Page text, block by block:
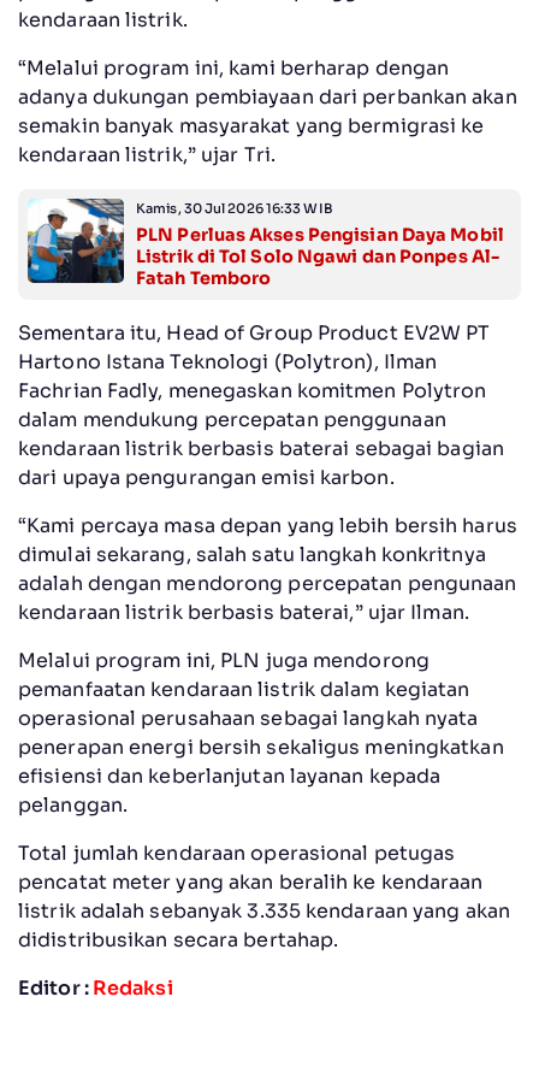
kendaraan listrik.
“Melalui program ini, kami berharap dengan
adanya dukungan pembiayaan dari perbankan akan
semakin banyak masyarakat yang bermigrasi ke
kendaraan listrik,” ujar Tri.
Kamis, 30 Jul 2026 16:33 WIB
PLN Perluas Akses Pengisian Daya Mobil
Listrik di Tol Solo Ngawi dan Ponpes Al-
Fatah Temboro
Sementara itu, Head of Group Product EV2W PT
Hartono Istana Teknologi (Polytron), Ilman
Fachrian Fadly, menegaskan komitmen Polytron
dalam mendukung percepatan penggunaan
kendaraan listrik berbasis baterai sebagai bagian
dari upaya pengurangan emisi karbon.
“Kami percaya masa depan yang lebih bersih harus
dimulai sekarang, salah satu langkah konkritnya
adalah dengan mendorong percepatan pengunaan
kendaraan listrik berbasis baterai,” ujar Ilman.
Melalui program ini, PLN juga mendorong
pemanfaatan kendaraan listrik dalam kegiatan
operasional perusahaan sebagai langkah nyata
penerapan energi bersih sekaligus meningkatkan
efisiensi dan keberlanjutan layanan kepada
pelanggan.
Total jumlah kendaraan operasional petugas
pencatat meter yang akan beralih ke kendaraan
listrik adalah sebanyak 3.335 kendaraan yang akan
didistribusikan secara bertahap.
Editor :Redaksi